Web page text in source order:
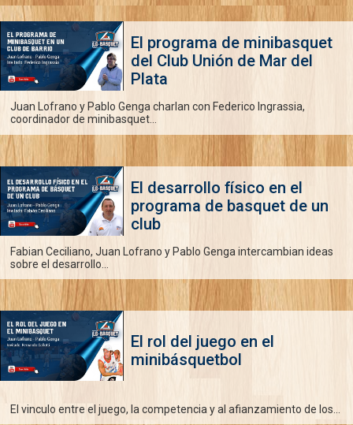
El programa de minibasquet
del Club Unión de Mar del
Plata
Juan Lofrano y Pablo Genga charlan con Federico Ingrassia,
coordinador de minibasquet...
El desarrollo físico en el
programa de basquet de un
club
Fabian Ceciliano, Juan Lofrano y Pablo Genga intercambian ideas
sobre el desarrollo...
El rol del juego en el
minibásquetbol
El vinculo entre el juego, la competencia y al afianzamiento de los...